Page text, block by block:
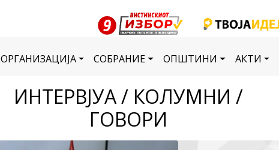
ОРГАНИЗАЦИЈА СОБРАНИЕ ОПШТИНИ АКТИ
ИНТЕРВЈУА / КОЛУМНИ /
ГОВОРИ